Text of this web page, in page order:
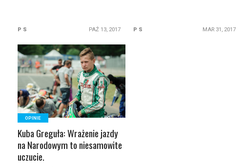
P S PAŹ 13, 2017 P S MAR 31, 2017
READ MORE
OPINIE
Kuba Greguła: Wrażenie jazdy
na Narodowym to niesamowite
uczucie.